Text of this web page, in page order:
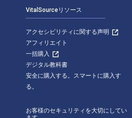
VitalSourceリソース
アクセシビリティに関する声明
アフィリエイト
一括購入
デジタル教科書
安全に購入する。スマートに購入す
る。
お客様のセキュリティを大切にしてい